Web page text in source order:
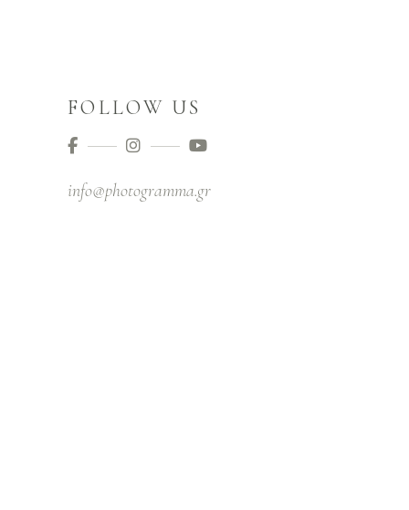
FOLLOW US
info@photogramma.gr